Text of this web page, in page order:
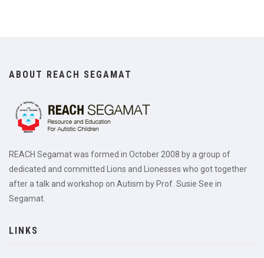
ABOUT REACH SEGAMAT
REACH Segamat was formed in October 2008 by a group of
dedicated and committed Lions and Lionesses who got together
after a talk and workshop on Autism by Prof. Susie See in
Segamat.
LINKS